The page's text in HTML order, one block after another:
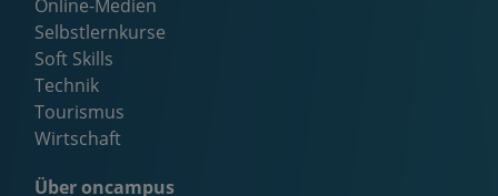
Online-Medien
Selbstlernkurse
Soft Skills
Technik
Tourismus
Wirtschaft
Über oncampus